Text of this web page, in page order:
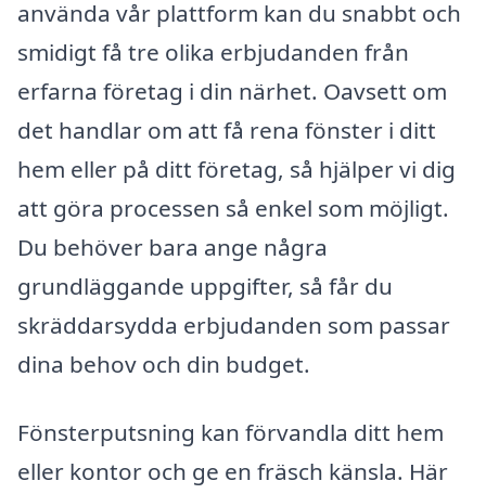
använda vår plattform kan du snabbt och
smidigt få tre olika erbjudanden från
erfarna företag i din närhet. Oavsett om
det handlar om att få rena fönster i ditt
hem eller på ditt företag, så hjälper vi dig
att göra processen så enkel som möjligt.
Du behöver bara ange några
grundläggande uppgifter, så får du
skräddarsydda erbjudanden som passar
dina behov och din budget.
Fönsterputsning kan förvandla ditt hem
eller kontor och ge en fräsch känsla. Här